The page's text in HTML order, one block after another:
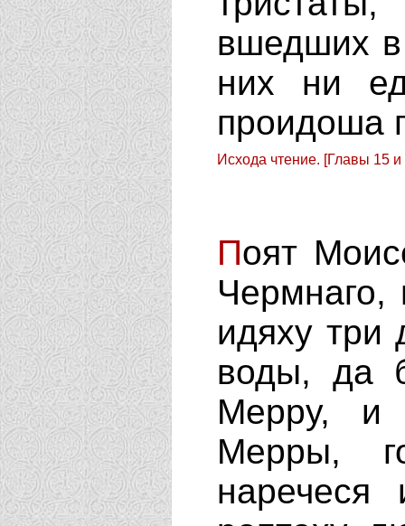
вшедших
них ни
проидоша
Исхода чтение. [Главы 15 и
Поят
идяху три
воды, да
Мерру, и
Мерры,